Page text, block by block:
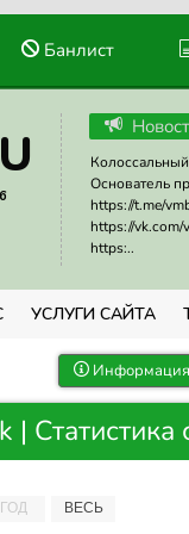
Банлист
Основатель
https://t.me/
https://vk.com/
https:..
УСЛУГИ САЙТА
Статистика
ГОД ВЕСЬ